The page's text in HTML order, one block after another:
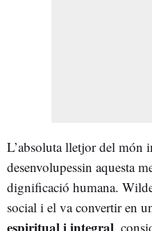
L’absoluta lletjor del món
desenvolupessin aquesta
dignificació humana.
social i el va convertir en
,